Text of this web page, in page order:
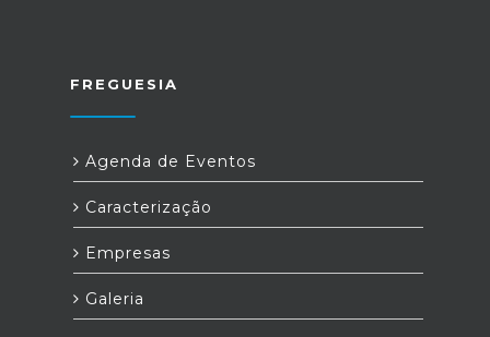
FREGUESIA
Agenda de Eventos
Caracterização
Empresas
Galeria